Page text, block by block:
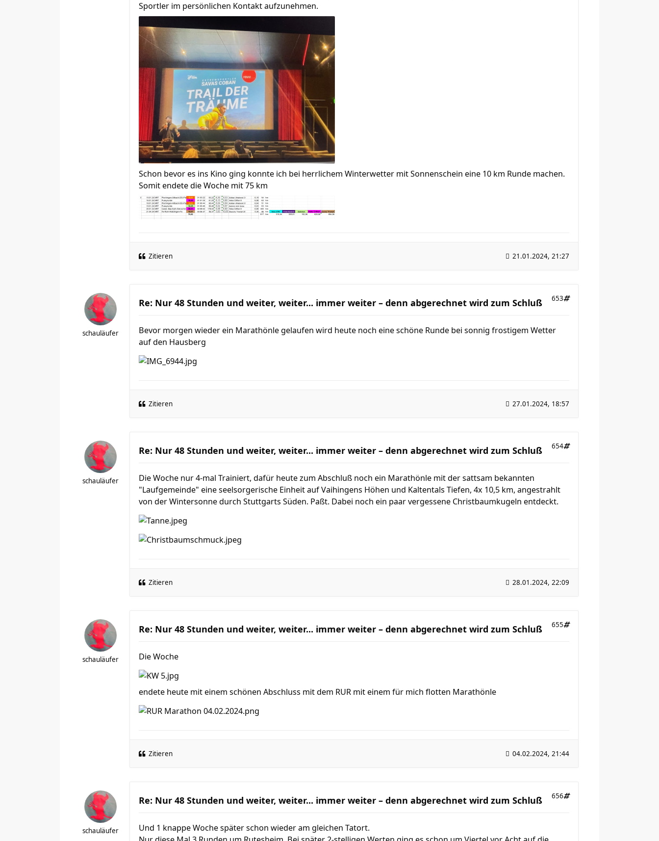
Sportler im persönlichen Kontakt aufzunehmen.
Schon bevor es ins Kino ging konnte ich bei herrlichem Winterwetter mit Sonnenschein eine 10 km Runde machen.
Somit endete die Woche mit 75 km
Zitieren 21.01.2024, 21:27
schauläufer
Re: Nur 48 Stunden und weiter, weiter... immer weiter – denn abgerechnet wird zum Schluß 653
Bevor morgen wieder ein Marathönle gelaufen wird heute noch eine schöne Runde bei sonnig frostigem Wetter
auf den Hausberg
Zitieren 27.01.2024, 18:57
schauläufer
Re: Nur 48 Stunden und weiter, weiter... immer weiter – denn abgerechnet wird zum Schluß 654
Die Woche nur 4-mal Trainiert, dafür heute zum Abschluß noch ein Marathönle mit der sattsam bekannten
"Laufgemeinde" eine seelsorgerische Einheit auf Vaihingens Höhen und Kaltentals Tiefen, 4x 10,5 km, angestrahlt
von der Wintersonne durch Stuttgarts Süden. Paßt. Dabei noch ein paar vergessene Christbaumkugeln entdeckt.
Zitieren 28.01.2024, 22:09
schauläufer
Re: Nur 48 Stunden und weiter, weiter... immer weiter – denn abgerechnet wird zum Schluß 655
Die Woche
endete heute mit einem schönen Abschluss mit dem RUR mit einem für mich flotten Marathönle
Zitieren 04.02.2024, 21:44
schauläufer
Re: Nur 48 Stunden und weiter, weiter... immer weiter – denn abgerechnet wird zum Schluß 656
Und 1 knappe Woche später schon wieder am gleichen Tatort.